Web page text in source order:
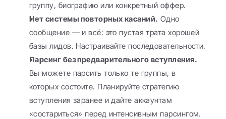
группу, биографию или конкретный оффер.
Нет системы повторных касаний. Одно
сообщение — и всё: это пустая трата хорошей
базы лидов. Настраивайте последовательности.
Парсинг без предварительного вступления.
Вы можете парсить только те группы, в
которых состоите. Планируйте стратегию
вступления заранее и дайте аккаунтам
«состариться» перед интенсивным парсингом.